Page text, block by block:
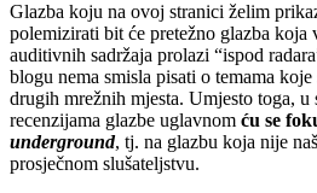
Glazba koju na ovoj stranici želim
polemizirati bit će pretežno glazba koja
auditivnih sadržaja prolazi “ispod
blogu nema smisla pisati o temama
drugih mrežnih mjesta. Umjesto toga,
recenzijama glazbe uglavnom ću se
underground, tj. na glazbu koja nije
prosječnom slušateljstvu.